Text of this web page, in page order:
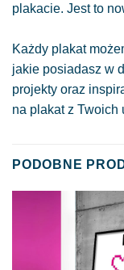
plakacie. Jest to
Każdy plakat
jakie posiadasz w
projekty oraz
na plakat z Twoich
PODOBNE